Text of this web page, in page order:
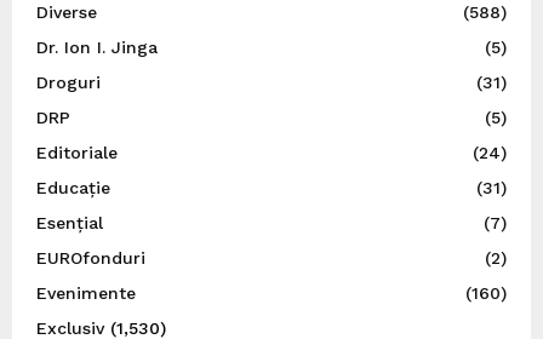
Diverse
(588)
Dr. Ion I. Jinga
(5)
Droguri
(31)
DRP
(5)
Editoriale
(24)
Educație
(31)
Esențial
(7)
EUROfonduri
(2)
Evenimente
(160)
Exclusiv(1,530)